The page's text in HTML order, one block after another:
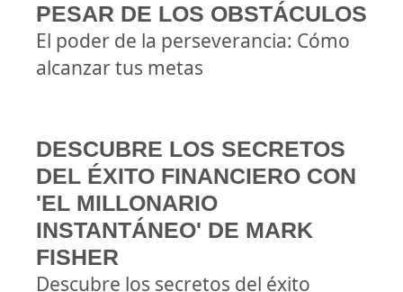
PESAR DE LOS OBSTÁCULOS
El poder de la perseverancia: Cómo
alcanzar tus metas
DESCUBRE LOS SECRETOS
DEL ÉXITO FINANCIERO CON
'EL MILLONARIO
INSTANTÁNEO' DE MARK
FISHER
Descubre los secretos del éxito